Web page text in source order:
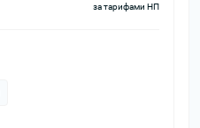
за тарифами НП